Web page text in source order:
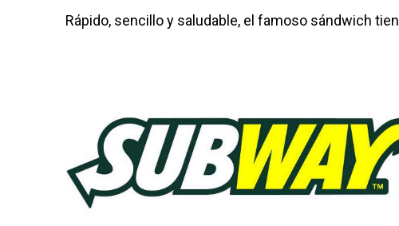
Rápido, sencillo y saludable, el famoso sándwich